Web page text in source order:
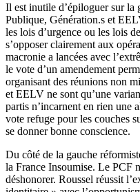
Il est inutile d’épiloguer sur la
Publique, Génération.s et
les lois d’urgence ou les lois
s’opposer clairement aux
macronie a lancées avec
le vote d’un amendement
organisant des réunions non
et EELV ne sont qu’une
partis n’incarnent en rien une
vote refuge pour les couches
se donner bonne conscience.
Du côté de la gauche
la France Insoumise. Le PCF
déshonorer. Roussel réussit